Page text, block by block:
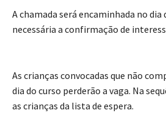
A chamada será encaminhada no dia
necessária a confirmação de
As crianças convocadas que não
dia do curso perderão a vaga. Na
as crianças da lista de espera.